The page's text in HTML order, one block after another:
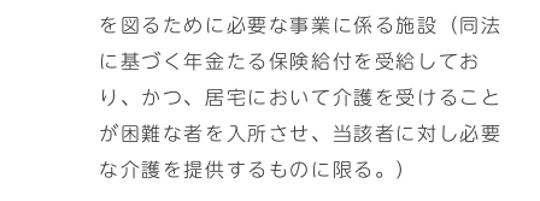
を図るために必要な事業に係る施設（同法
に基づく年金たる保険給付を受給してお
り、かつ、居宅において介護を受けること
が困難な者を入所させ、当該者に対し必要
な介護を提供するものに限る。）